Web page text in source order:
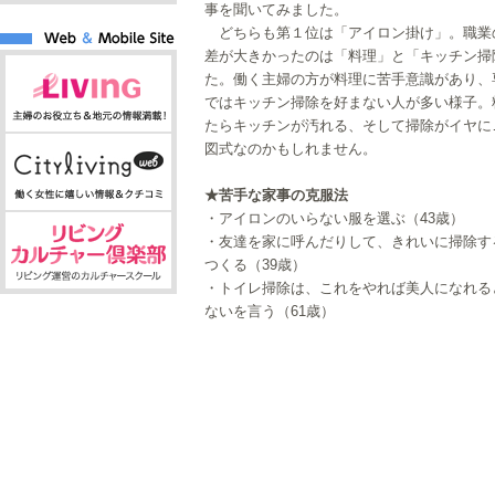
事を聞いてみました。
どちらも第１位は「アイロン掛け」。職業
差が大きかったのは「料理」と「キッチン
た。働く主婦の方が料理に苦手意識があり
ではキッチン掃除を好まない人が多い様子
たらキッチンが汚れる、そして掃除がイヤ
図式なのかもしれません。
★苦手な家事の克服法
・アイロンのいらない服を選ぶ（43歳）
・友達を家に呼んだりして、きれいに掃除
つくる（39歳）
・トイレ掃除は、これをやれば美人になれ
ないを言う（61歳）